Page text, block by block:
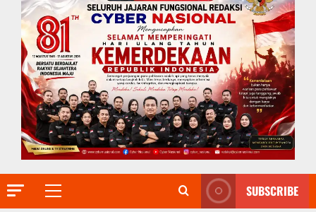
Primary
SUBSCRIBE